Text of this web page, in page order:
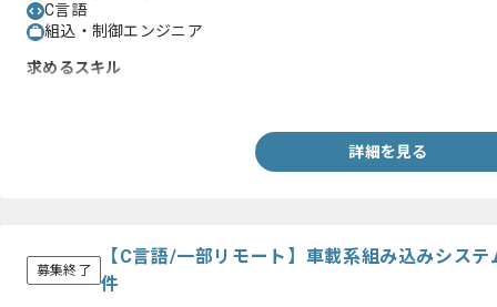
C言語
組込・制御エンジニア
求めるスキル
詳細を見る
募集終了
【C言語/一部リモート】車載系組み込みシス
件